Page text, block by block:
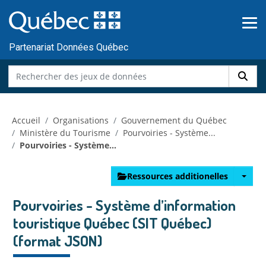
au
contenu
Partenariat Données Québec
Accueil Organisations
Gouvernement du Québec
Ministère du Tourisme
Pourvoiries - Système...
Pourvoiries - Système...
Ressources additionelles
Pourvoiries - Système d’information
touristique Québec (SIT Québec)
(format JSON)